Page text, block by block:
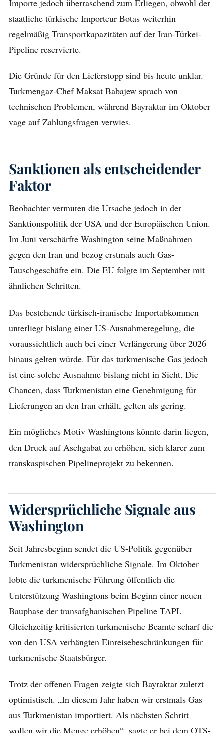
staatliche türkische Importeur Botas weiterhin
regelmäßig Transportkapazitäten auf der Iran-Türkei-
Pipeline reservierte.
Die Gründe für den Lieferstopp sind bis heute unklar.
Turkmengaz-Chef Maksat Babajew sprach von
technischen Problemen, während Bayraktar im Oktober
vage auf Zahlungsfragen verwies.
Sanktionen als entscheidender
Faktor
Beobachter vermuten die Ursache jedoch in der
Sanktionspolitik der USA und der Europäischen Union.
Im Juni verschärfte Washington seine Maßnahmen
gegen den Iran und bezog erstmals auch Gas-
Tauschgeschäfte ein. Die EU folgte im September mit
ähnlichen Schritten.
Das bestehende türkisch-iranische Importabkommen
unterliegt bislang einer US-Ausnahmeregelung, die
voraussichtlich auch bei einer Verlängerung über 2026
hinaus gelten würde. Für das turkmenische Gas jedoch
ist eine solche Ausnahme bislang nicht in Sicht. Die
Chancen, dass Turkmenistan eine Genehmigung für
Lieferungen an den Iran erhält, gelten als gering.
Ein mögliches Motiv Washingtons könnte darin liegen,
den Druck auf Aschgabat zu erhöhen, sich klarer zum
transkaspischen Pipelineprojekt zu bekennen.
Widersprüchliche Signale aus
Washington
Seit Jahresbeginn sendet die US-Politik gegenüber
Turkmenistan widersprüchliche Signale. Im Oktober
lobte die turkmenische Führung öffentlich die
Unterstützung Washingtons beim Beginn einer neuen
Bauphase der transafghanischen Pipeline TAPI.
Gleichzeitig kritisierten turkmenische Beamte scharf die
von den USA verhängten Einreisebeschränkungen für
turkmenische Staatsbürger.
Trotz der offenen Fragen zeigte sich Bayraktar zuletzt
optimistisch. „In diesem Jahr haben wir erstmals Gas
aus Turkmenistan importiert. Als nächsten Schritt
wollen wir die Menge erhöhen“, sagte er bei dem OTS-